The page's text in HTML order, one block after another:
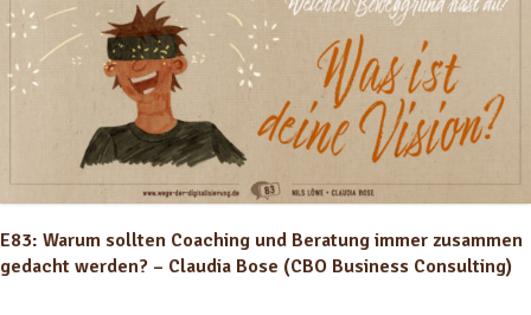
E83: Warum sollten Coaching und Beratung immer zusammen
gedacht werden? – Claudia Bose (CBO Business Consulting)